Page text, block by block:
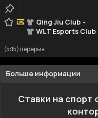
Qing Jiu Club -
WLT Esports Club
(5:15) перерыв
Больше информации
Ставки на спорт